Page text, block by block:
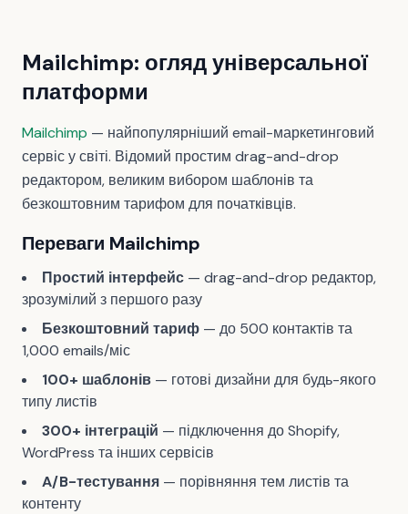
Mailchimp: огляд універсальної
платформи
Mailchimp — найпопулярніший email-маркетинговий
сервіс у світі. Відомий простим drag-and-drop
редактором, великим вибором шаблонів та
безкоштовним тарифом для початківців.
Переваги Mailchimp
Простий інтерфейс — drag-and-drop редактор,
зрозумілий з першого разу
Безкоштовний тариф — до 500 контактів та
1,000 emails/міс
100+ шаблонів — готові дизайни для будь-якого
типу листів
300+ інтеграцій — підключення до Shopify,
WordPress та інших сервісів
A/B-тестування — порівняння тем листів та
контенту